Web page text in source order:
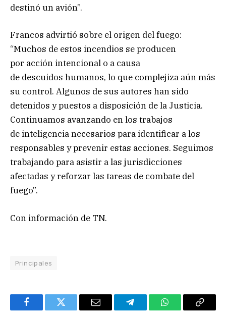
destinó un avión”.
Francos advirtió sobre el origen del fuego:
“Muchos de estos incendios se producen
por acción intencional o a causa
de descuidos humanos, lo que complejiza aún más
su control. Algunos de sus autores han sido
detenidos y puestos a disposición de la Justicia.
Continuamos avanzando en los trabajos
de inteligencia necesarios para identificar a los
responsables y prevenir estas acciones. Seguimos
trabajando para asistir a las jurisdicciones
afectadas y reforzar las tareas de combate del
fuego”.
Con información de TN.
Principales
FacebookTwitter Email TelegramWhatsAppCopy